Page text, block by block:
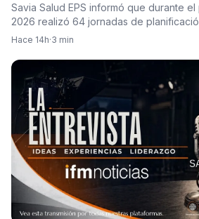
Savia Salud EPS informó que durante
2026 realizó 64 jornadas de
Hace 14h·3 min